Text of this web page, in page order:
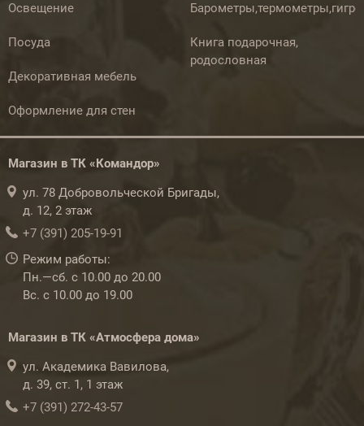
Освещение
Посуда
Декоративная мебель
Оформление для стен
Книга подарочная,
родословная
Магазин в ТК «Командор»
ул. 78 Добровольческой Бригады,
д. 12, 2 этаж
+7 (391) 205-19-91
Режим работы:
Пн.—сб. с 10.00 до 20.00
Вс. с 10.00 до 19.00
Магазин в ТК «Атмосфера дома»
ул. Академика Вавилова,
д. 39, ст. 1, 1 этаж
+7 (391) 272-43-57